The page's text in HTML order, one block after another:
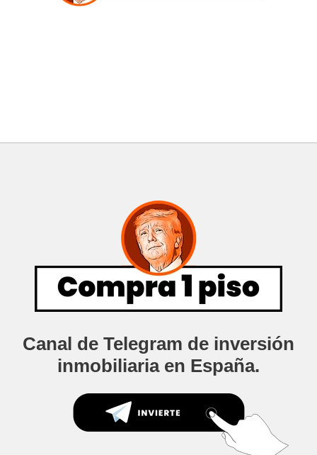
Canal de Telegram de inversión
inmobiliaria en España.